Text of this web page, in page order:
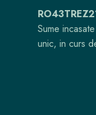
Sume
unic, in curs